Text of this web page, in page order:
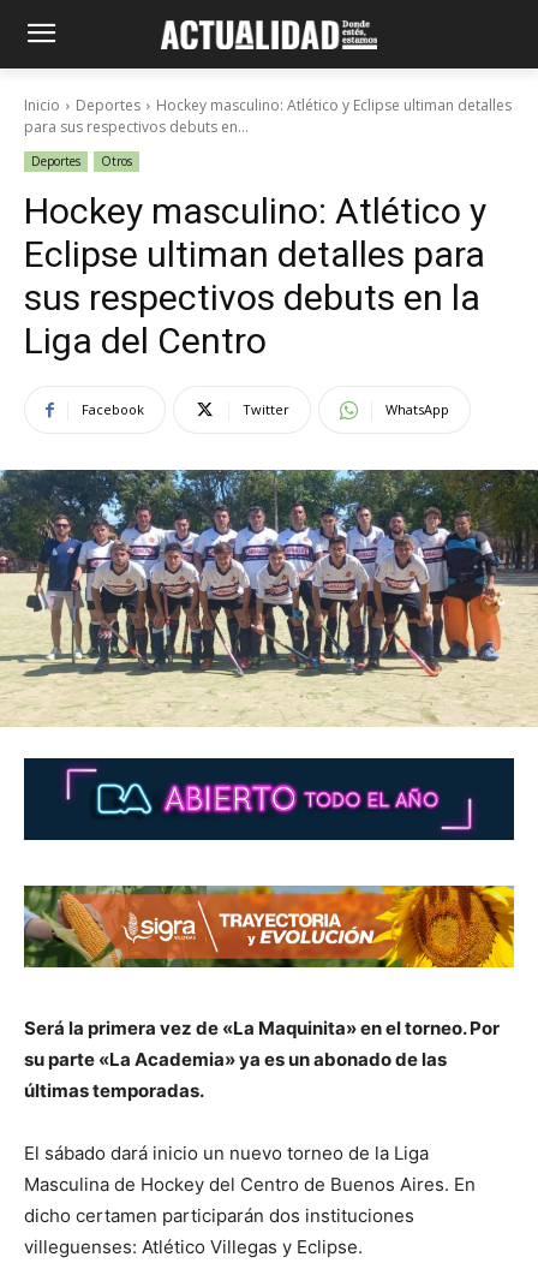
Inicio Deportes
Hockey masculino: Atlético y Eclipse ultiman detalles
para sus respectivos debuts en...
Deportes Otros
Hockey masculino: Atlético y
Eclipse ultiman detalles para
sus respectivos debuts en la
Liga del Centro
Facebook Twitter WhatsApp
Será la primera vez de «La Maquinita» en el torneo. Por
su parte «La Academia» ya es un abonado de las
últimas temporadas.
El sábado dará inicio un nuevo torneo de la Liga
Masculina de Hockey del Centro de Buenos Aires. En
dicho certamen participarán dos instituciones
villeguenses: Atlético Villegas y Eclipse.